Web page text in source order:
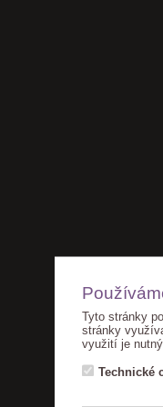
Tyto stránky
stránky
využití je
Technické